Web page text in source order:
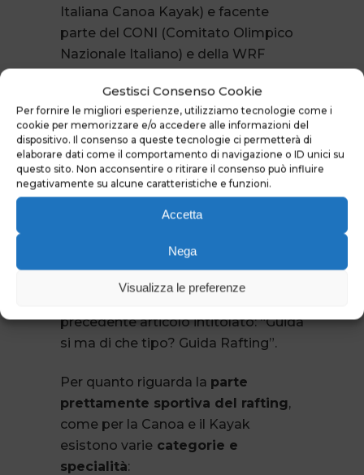
Gestisci Consenso Cookie
Per fornire le migliori esperienze, utilizziamo tecnologie come i
cookie per memorizzare e/o accedere alle informazioni del
dispositivo. Il consenso a queste tecnologie ci permetterà di
elaborare dati come il comportamento di navigazione o ID unici su
questo sito. Non acconsentire o ritirare il consenso può influire
negativamente su alcune caratteristiche e funzioni.
Accetta
Nega
Visualizza le preferenze
Italiana Canoa Kayak) e facente
parte del CONI (Comitato Olimpico
Nazionale Italiano) e della WRF
Oggi, grazie alla Federazione Italiana
Rafting e alla costante formazione di
Maestri, Guide, Allenatori, il rafting
può essere praticato in forma
turistico-amatoriale e in forma
Rimandiamo per i dettagli relativi
alle Guide e Maestri federali, i loro
precedente articolo intitolato: “Guida
si ma di che tipo? Guida Rafting”.
Per quanto riguarda la parte
prettamente sportiva del rafting,
come per la Canoa e il Kayak
esistono varie categorie e
specialità: